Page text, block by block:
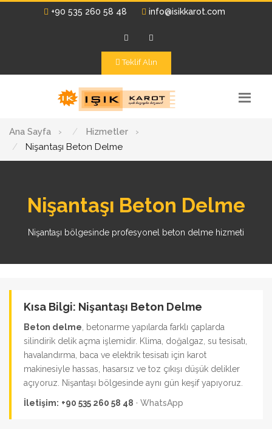
+90 535 260 58 48 info@isikkarot.com
Teklif Alın
Ana Sayfa › Hizmetler
›
Nişantaşı Beton Delme
Nişantaşı Beton Delme
Nişantaşı bölgesinde profesyonel beton delme hizmeti
Kısa Bilgi: Nişantaşı Beton Delme
Beton delme , betonarme yapılarda farklı çaplarda
silindirik delik açma işlemidir. Klima, doğalgaz, su tesisatı,
havalandırma, baca ve elektrik tesisatı için karot
makinesiyle hassas, hasarsız ve toz çıkışı düşük delikler
açıyoruz. Nişantaşı bölgesinde aynı gün keşif yapıyoruz.
İletişim: +90 535 260 58 48 · WhatsApp